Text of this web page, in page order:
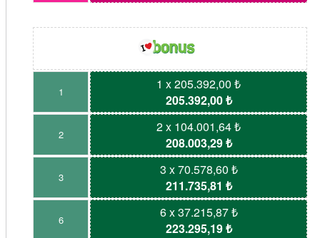
1
1 x 205.392,00 ₺
205.392,00 ₺
2
2 x 104.001,64 ₺
208.003,29 ₺
3
3 x 70.578,60 ₺
211.735,81 ₺
6
6 x 37.215,87 ₺
223.295,19 ₺